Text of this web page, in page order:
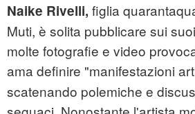
Naike Rivelli, figlia
Muti, è solita pubblicare sui
molte fotografie e video
ama definire "manifestazioni
scatenando polemiche e